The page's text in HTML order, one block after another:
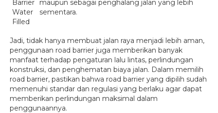
Barrier
Water
Filled
maupun sebagai penghalang jalan yang lebih
sementara.
Jadi, tidak hanya membuat jalan raya menjadi lebih aman,
penggunaan road barrier juga memberikan banyak
manfaat terhadap pengaturan lalu lintas, perlindungan
konstruksi, dan penghematan biaya jalan. Dalam memilih
road barrier, pastikan bahwa road barrier yang dipilih sudah
memenuhi standar dan regulasi yang berlaku agar dapat
memberikan perlindungan maksimal dalam
penggunaannya.